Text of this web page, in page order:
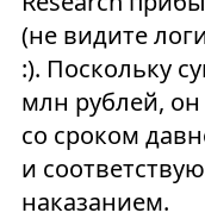
(не видите
:). Поскольку
млн рублей, он
со сроком
и
наказанием.